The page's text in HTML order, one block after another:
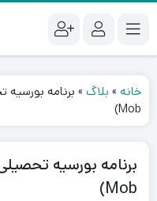
خانه » بلاگ »
Mob)
Mob)